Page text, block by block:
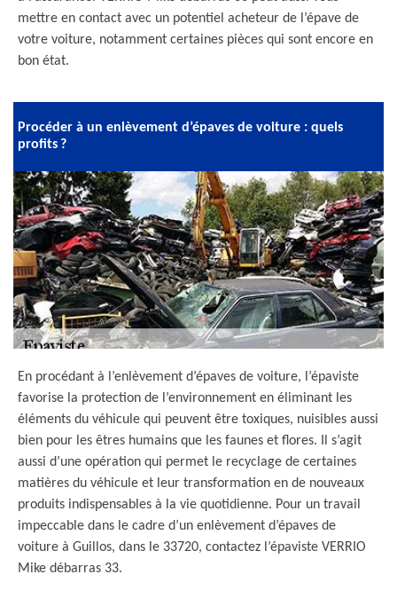
mettre en contact avec un potentiel acheteur de l’épave de
votre voiture, notamment certaines pièces qui sont encore en
bon état.
Procéder à un enlèvement d’épaves de voiture : quels
profits ?
En procédant à l’enlèvement d’épaves de voiture, l’épaviste
favorise la protection de l’environnement en éliminant les
éléments du véhicule qui peuvent être toxiques, nuisibles aussi
bien pour les êtres humains que les faunes et flores. Il s’agit
aussi d’une opération qui permet le recyclage de certaines
matières du véhicule et leur transformation en de nouveaux
produits indispensables à la vie quotidienne. Pour un travail
impeccable dans le cadre d’un enlèvement d’épaves de
voiture à Guillos, dans le 33720, contactez l’épaviste VERRIO
Mike débarras 33.